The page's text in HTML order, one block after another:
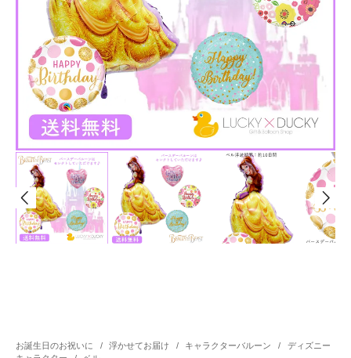
お誕生日のお祝いに / 浮かせてお届け / キャラクターバルーン /
ディズニー